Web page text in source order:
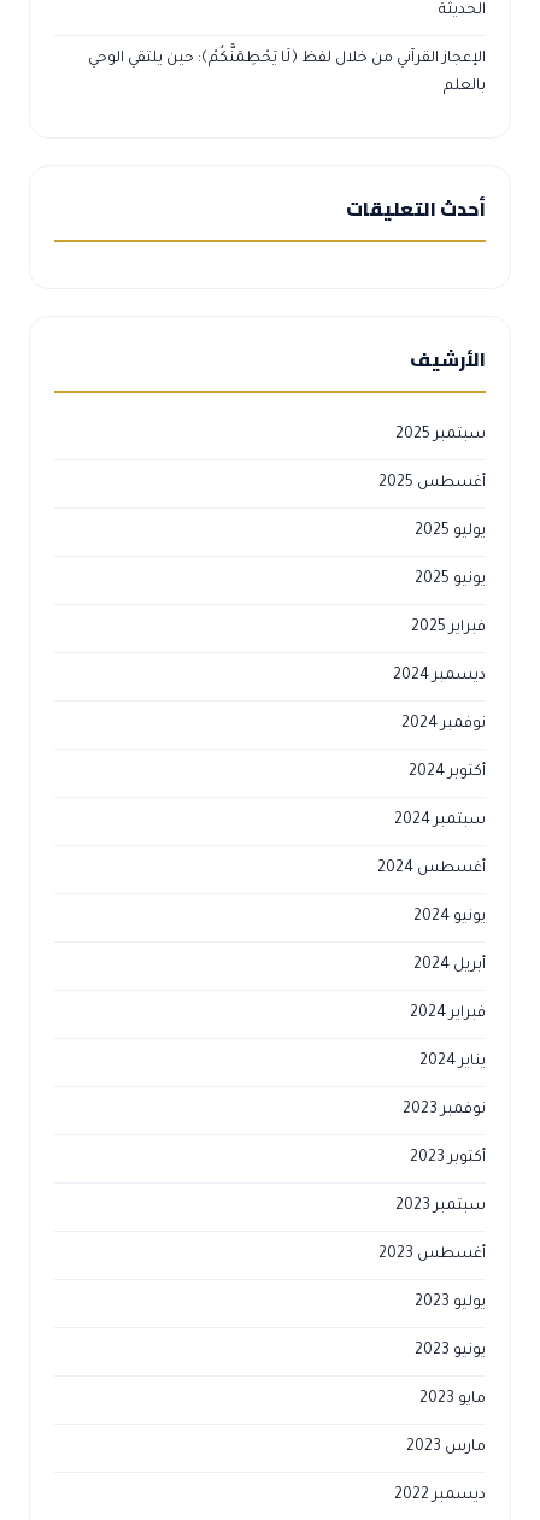
الحديثة
الإعجاز القرآني من خلال لفظ ﴿لَا يَحْطِمَنَّكُمْ﴾: حين يلتقي الوحي
بالعلم
أحدث التعليقات
الأرشيف
سبتمبر 2025
أغسطس 2025
يوليو 2025
يونيو 2025
فبراير 2025
ديسمبر 2024
نوفمبر 2024
أكتوبر 2024
سبتمبر 2024
أغسطس 2024
يونيو 2024
أبريل 2024
فبراير 2024
يناير 2024
نوفمبر 2023
أكتوبر 2023
سبتمبر 2023
أغسطس 2023
يوليو 2023
يونيو 2023
مايو 2023
مارس 2023
ديسمبر 2022